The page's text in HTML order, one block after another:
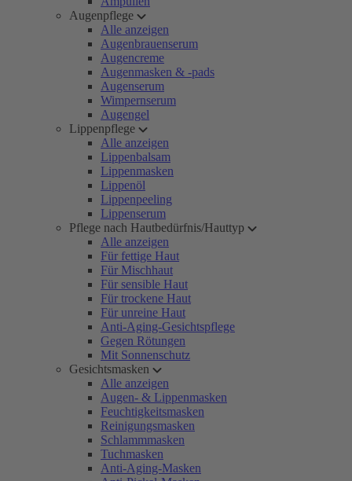
Augenpflege
Alle anzeigen
Augenbrauenserum
Augencreme
Augenmasken & -pads
Augenserum
Wimpernserum
Augengel
Lippenpflege
Alle anzeigen
Lippenbalsam
Lippenmasken
Lippenöl
Lippenpeeling
Lippenserum
Pflege nach Hautbedürfnis/Hauttyp
Alle anzeigen
Für fettige Haut
Für Mischhaut
Für sensible Haut
Für trockene Haut
Für unreine Haut
Anti-Aging-Gesichtspflege
Gegen Rötungen
Mit Sonnenschutz
Gesichtsmasken
Alle anzeigen
Augen- & Lippenmasken
Feuchtigkeitsmasken
Reinigungsmasken
Schlammmasken
Tuchmasken
Anti-Aging-Masken